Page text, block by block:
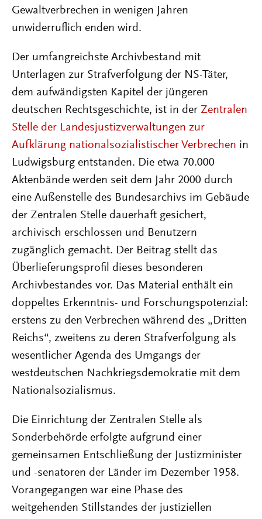
Gewaltverbrechen in wenigen Jahren
unwiderruflich enden wird.
Der umfangreichste Archivbestand mit
Unterlagen zur Strafverfolgung der NS-Täter,
dem aufwändigsten Kapitel der jüngeren
deutschen Rechtsgeschichte, ist in der Zentralen
Stelle der Landesjustizverwaltungen zur
Aufklärung nationalsozialistischer Verbrechen in
Ludwigsburg entstanden. Die etwa 70.000
Aktenbände werden seit dem Jahr 2000 durch
eine Außenstelle des Bundesarchivs im Gebäude
der Zentralen Stelle dauerhaft gesichert,
archivisch erschlossen und Benutzern
zugänglich gemacht. Der Beitrag stellt das
Überlieferungsprofil dieses besonderen
Archivbestandes vor. Das Material enthält ein
doppeltes Erkenntnis- und Forschungspotenzial:
erstens zu den Verbrechen während des „Dritten
Reichs“, zweitens zu deren Strafverfolgung als
wesentlicher Agenda des Umgangs der
westdeutschen Nachkriegsdemokratie mit dem
Nationalsozialismus.
Die Einrichtung der Zentralen Stelle als
Sonderbehörde erfolgte aufgrund einer
gemeinsamen Entschließung der Justizminister
und -senatoren der Länder im Dezember 1958.
Vorangegangen war eine Phase des
weitgehenden Stillstandes der justiziellen